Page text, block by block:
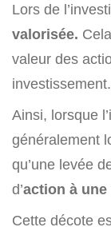
Lors de
valorisée.
valeur des
investissement.
Ainsi, lorsque
généralement
qu’une levée
d’action à
Cette décote